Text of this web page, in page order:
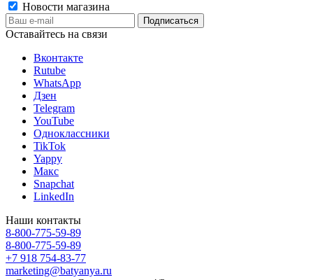
Новости магазина
Оставайтесь на связи
Вконтакте
Rutube
WhatsApp
Дзен
Telegram
YouTube
Одноклассники
TikTok
Yappy
Макс
Snapchat
LinkedIn
Наши контакты
8-800-775-59-89
8-800-775-59-89
+7 918 754-83-77
marketing@batyanya.ru